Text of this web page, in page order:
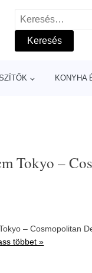
Keresés:
KONYHA
Tokyo –
– Cosmopolitan
többet »